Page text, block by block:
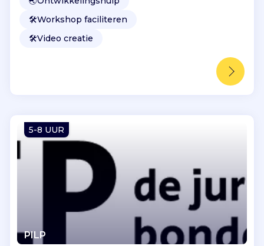
🛠️Workshop faciliteren
🛠️Video creatie
5-8 UUR
PILP